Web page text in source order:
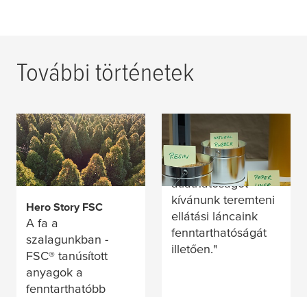
ültetvények
kihívásaitól a
tanúsított
megoldásokig
További történetek
Hero Story FSC
A fa a
szalagunkban -
FSC® tanúsított
anyagok a
fenntarthatóbb
Felelősségteljes
forrás
"2030-ra teljes
átláthatóságot
kívánunk teremteni
ellátási láncaink
fenntarthatóságát
illetően."